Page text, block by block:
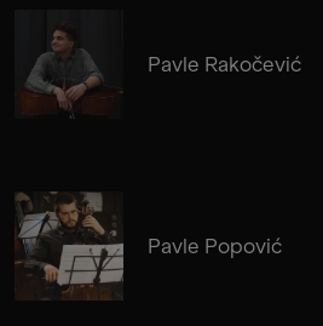
Pavle Rakočević
Pavle Popović